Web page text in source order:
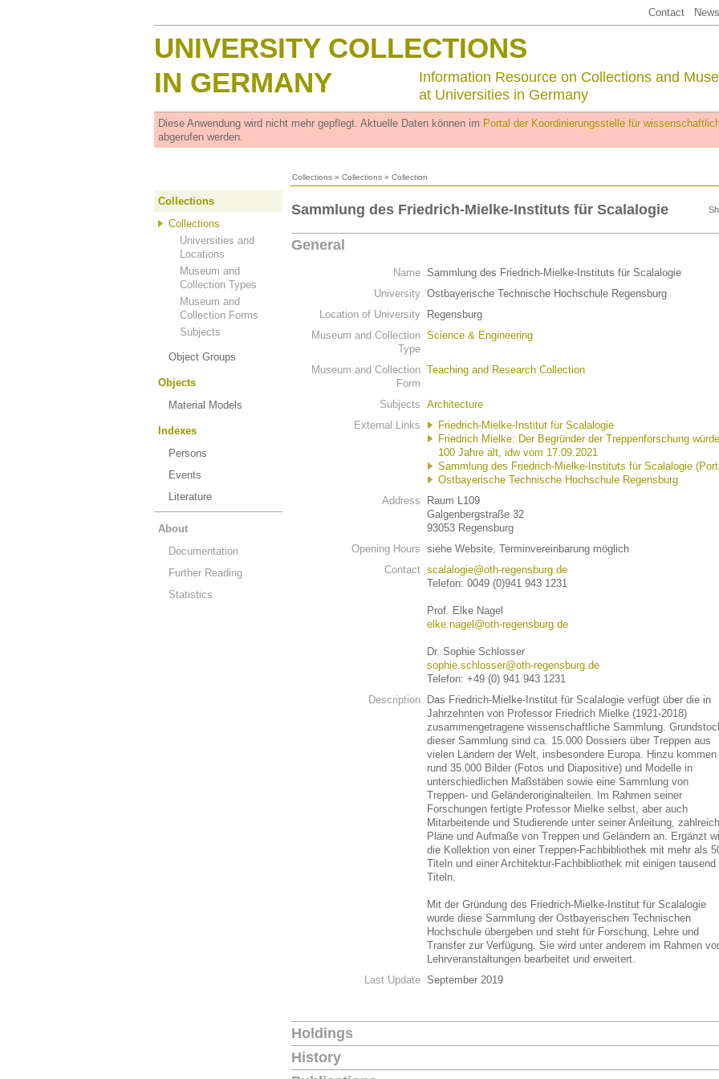
Contact
UNIVERSITY COLLECTIONS
IN GERMANY
Information Resource on Collections and
at Universities in Germany
Diese Anwendung wird nicht mehr gepflegt. Aktuelle Daten können im Portal der Koordinierungsstelle für
abgerufen werden.
Collections » Collections » Collection
Collections
Collections
Universities and
Locations
Museum and
Collection Types
Museum and
Collection Forms
Subjects
Object Groups
Objects
Material Models
Indexes
Persons
Events
Literature
About
Documentation
Further Reading
Statistics
Sammlung des Friedrich-Mielke-Instituts für Scalalogie
General
Name Sammlung des Friedrich-Mielke-Instituts für Scalalogie
University Ostbayerische Technische Hochschule Regensburg
Location of University
Regensburg
Museum and Collection
Type
Science & Engineering
Museum and Collection
Form
Teaching and Research Collection
Subjects Architecture
External Links
Friedrich-Mielke-Institut für Scalalogie
Friedrich Mielke: Der Begründer der Treppenforschung würde
100 Jahre alt, idw vom 17.09.2021
Sammlung des Friedrich-Mielke-Instituts für Scalalogie
Ostbayerische Technische Hochschule Regensburg
Address
Raum L109
Galgenbergstraße 32
93053 Regensburg
Opening Hours siehe Website, Terminvereinbarung möglich
Contact scalalogie@oth-regensburg.de
Telefon: 0049 (0)941 943 1231
Prof. Elke Nagel
elke.nagel@oth-regensburg.de
Dr. Sophie Schlosser
sophie.schlosser@oth-regensburg.de
Telefon: +49 (0) 941 943 1231
Description
Das Friedrich-Mielke-Institut für Scalalogie verfügt über die in
Jahrzehnten von Professor Friedrich Mielke (1921-2018)
zusammengetragene wissenschaftliche Sammlung.
dieser Sammlung sind ca. 15.000 Dossiers über Treppen aus
vielen Ländern der Welt, insbesondere Europa. Hinzu kommen
rund 35.000 Bilder (Fotos und Diapositive) und Modelle in
unterschiedlichen Maßstäben sowie eine Sammlung von
Treppen- und Geländeroriginalteilen. Im Rahmen seiner
Forschungen fertigte Professor Mielke selbst, aber auch
Mitarbeitende und Studierende unter seiner Anleitung,
Pläne und Aufmaße von Treppen und Geländern an. Ergänzt
die Kollektion von einer Treppen-Fachbibliothek mit mehr als
Titeln und einer Architektur-Fachbibliothek mit einigen tausend
Titeln.
Mit der Gründung des Friedrich-Mielke-Institut für Scalalogie
wurde diese Sammlung der Ostbayerischen Technischen
Hochschule übergeben und steht für Forschung, Lehre und
Transfer zur Verfügung. Sie wird unter anderem im Rahmen
Lehrveranstaltungen bearbeitet und erweitert.
Last Update September 2019
Holdings
History